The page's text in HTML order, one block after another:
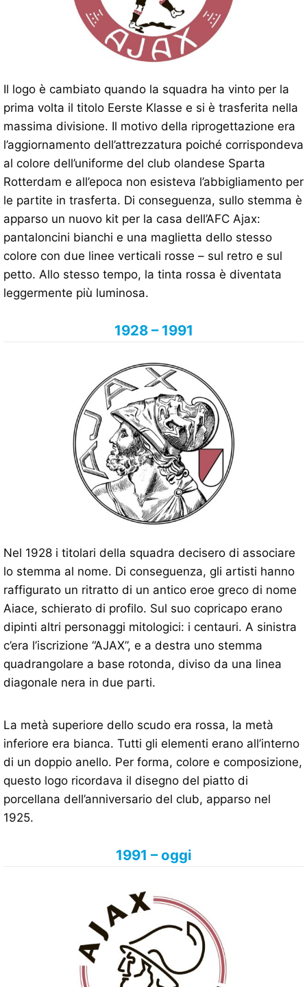
Il logo è cambiato quando la squadra ha vinto per la
prima volta il titolo Eerste Klasse e si è trasferita nella
massima divisione. Il motivo della riprogettazione era
l’aggiornamento dell’attrezzatura poiché corrispondeva
al colore dell’uniforme del club olandese Sparta
Rotterdam e all’epoca non esisteva l’abbigliamento per
le partite in trasferta. Di conseguenza, sullo stemma è
apparso un nuovo kit per la casa dell’AFC Ajax:
pantaloncini bianchi e una maglietta dello stesso
colore con due linee verticali rosse – sul retro e sul
petto. Allo stesso tempo, la tinta rossa è diventata
leggermente più luminosa.
1928 – 1991
Nel 1928 i titolari della squadra decisero di associare
lo stemma al nome. Di conseguenza, gli artisti hanno
raffigurato un ritratto di un antico eroe greco di nome
Aiace, schierato di profilo. Sul suo copricapo erano
dipinti altri personaggi mitologici: i centauri. A sinistra
c’era l’iscrizione “AJAX”, e a destra uno stemma
quadrangolare a base rotonda, diviso da una linea
diagonale nera in due parti.
La metà superiore dello scudo era rossa, la metà
inferiore era bianca. Tutti gli elementi erano all’interno
di un doppio anello. Per forma, colore e composizione,
questo logo ricordava il disegno del piatto di
porcellana dell’anniversario del club, apparso nel
1925.
1991 – oggi